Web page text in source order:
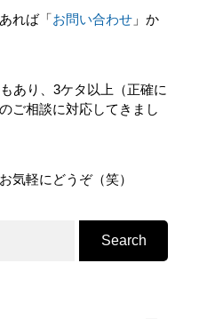
れば「お問い合わせ 」か
あり、3ケタ以上（正確に
ご相談に対応してきまし
気軽にどうぞ（笑）
Search